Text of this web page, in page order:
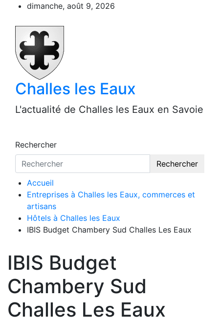
contenu
dimanche, août 9, 2026
Challes les Eaux
L'actualité de Challes les Eaux en Savoie
Rechercher
Rechercher
Accueil
Entreprises à Challes les Eaux, commerces et
artisans
Hôtels à Challes les Eaux
IBIS Budget Chambery Sud Challes Les Eaux
IBIS Budget
Chambery Sud
Challes Les Eaux